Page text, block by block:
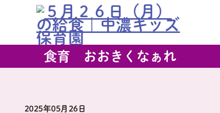
食育 おおきくなぁれ
2025年05月26日